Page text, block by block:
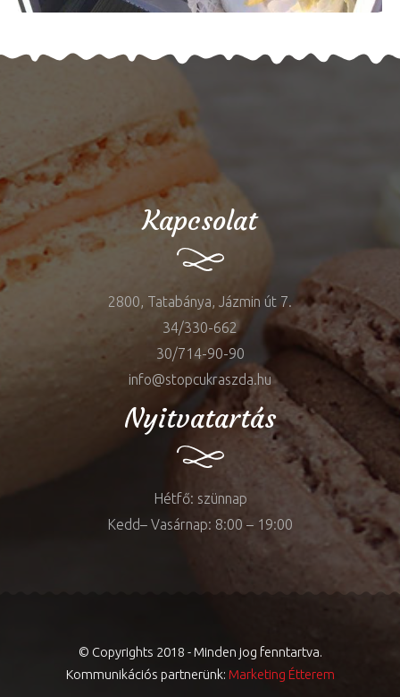
Kapcsolat
2800, Tatabánya, Jázmin út 7.
34/330-662
30/714-90-90
info@stopcukraszda.hu
Nyitvatartás
Hétfő: szünnap
Kedd– Vasárnap: 8:00 – 19:00
© Copyrights 2018 - Minden jog fenntartva.
Kommunikációs partnerünk: Marketing Étterem